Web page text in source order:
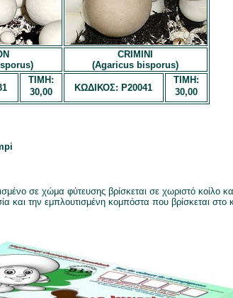
CRIMINI
(Agaricus bisporus)
ΤΙΜΗ:
30,00
ΚΩΔΙΚΟΣ: P20041
ΤΙΜΗ:
30,00
σε χώμα φύτευσης βρίσκεται σε χωριστό κοίλο
και την εμπλουτισμένη κομπόστα που βρίσκεται στο